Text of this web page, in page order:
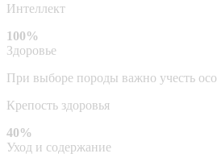
Интеллект
100%
Здоровье
При выборе породы важно учесть
Крепость здоровья
40%
Уход и содержание